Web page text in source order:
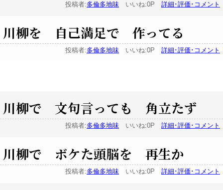
投稿者:多倫多地味 いいね:0P 詳細･評価･コメント
川柳を 自己満足で 作ってる
投稿者:多倫多地味 いいね:0P 詳細･評価･コメント
川柳で 文句言っても 角立たず
投稿者:多倫多地味 いいね:0P 詳細･評価･コメント
川柳で ボケた頭脳を 再生か
投稿者:多倫多地味 いいね:0P 詳細･評価･コメント